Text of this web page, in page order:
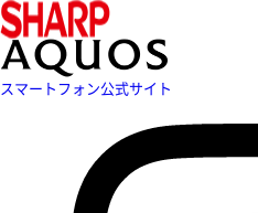
スマートフォン公式サイト